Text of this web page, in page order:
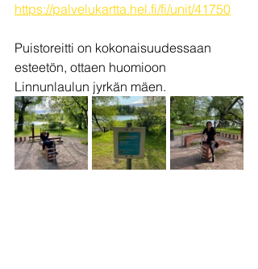
https://palvelukartta.hel.fi/fi/unit/41750
Puistoreitti on kokonaisuudessaan
esteetön, ottaen huomioon
Linnunlaulun jyrkän mäen.